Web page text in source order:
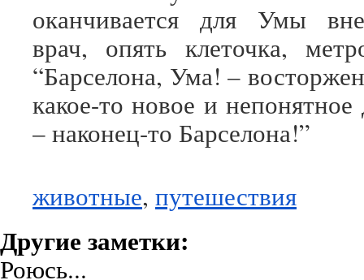
оканчивается для Умы
врач, опять клеточка,
“Барселона, Ума! –
какое-то новое и непонятное
– наконец-то Барселона!”
животные, путешествия
Другие заметки:
Роюсь...